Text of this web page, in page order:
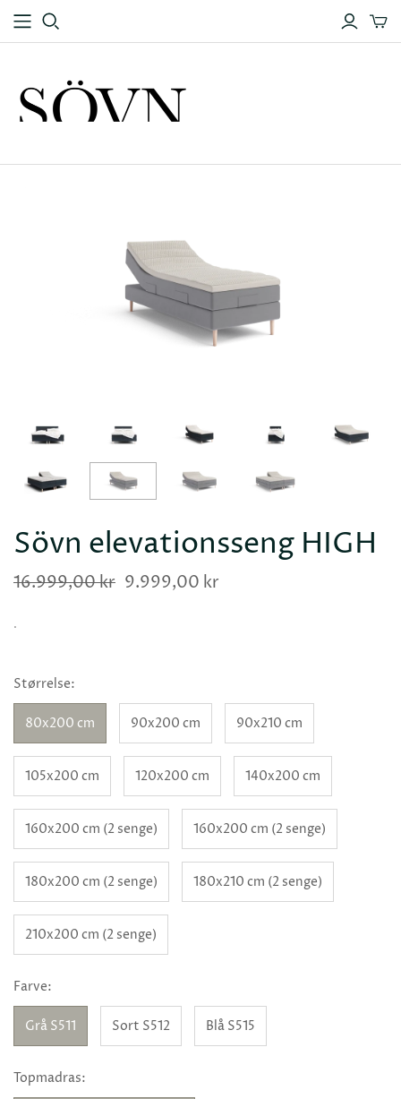
Sövn elevationsseng HIGH
16.999,00 kr 9.999,00 kr
.
Størrelse:
80x200 cm 90x200 cm 90x210 cm
105x200 cm 120x200 cm 140x200 cm
160x200 cm (2 senge) 160x200 cm (2 senge)
180x200 cm (2 senge) 180x210 cm (2 senge)
210x200 cm (2 senge)
Farve:
Grå S511 Sort S512 Blå S515
Topmadras: